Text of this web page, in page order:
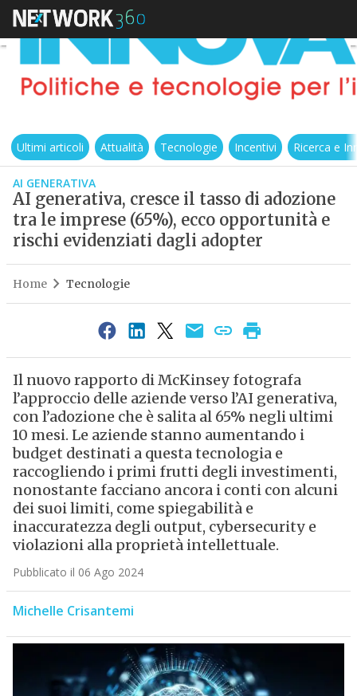
Ultimi articoli Attualità Tecnologie Incentivi Ricerca e
AI GENERATIVA
AI generativa, cresce il tasso di adozione
tra le imprese (65%), ecco opportunità e
rischi evidenziati dagli adopter
Home Tecnologie
Il nuovo rapporto di McKinsey fotografa
l’approccio delle aziende verso l’AI generativa,
con l’adozione che è salita al 65% negli ultimi
10 mesi. Le aziende stanno aumentando i
budget destinati a questa tecnologia e
raccogliendo i primi frutti degli investimenti,
nonostante facciano ancora i conti con alcuni
dei suoi limiti, come spiegabilità e
inaccuratezza degli output, cybersecurity e
violazioni alla proprietà intellettuale.
Pubblicato il 06 Ago 2024
Michelle Crisantemi